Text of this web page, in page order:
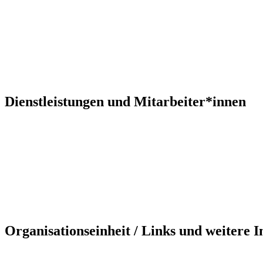
Dienstleistungen und Mitarbeiter*innen
Organisationseinheit / Links und weitere